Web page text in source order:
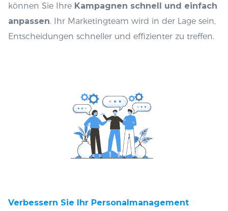
können Sie Ihre Kampagnen schnell und einfach
anpassen. Ihr Marketingteam wird in der Lage sein,
Entscheidungen schneller und effizienter zu treffen.
Verbessern Sie Ihr Personalmanagement